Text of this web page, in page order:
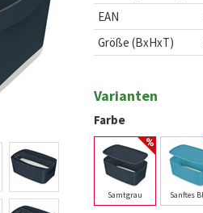
EAN
Größe (BxHxT)
Varianten
Farbe
Samtgrau Sanftes